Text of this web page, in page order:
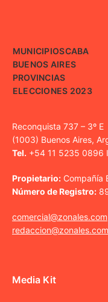
MUNICIPIOSCABA
BUENOS AIRES
PROVINCIAS
ELECCIONES 2023
Reconquista 737 – 3º E
(1003) Buenos Aires,
Tel. +54 11 5235 0896
Propietario: Compañía
Número de Registro:
comercial@zonales.com
redaccion@zonales.com
Media Kit